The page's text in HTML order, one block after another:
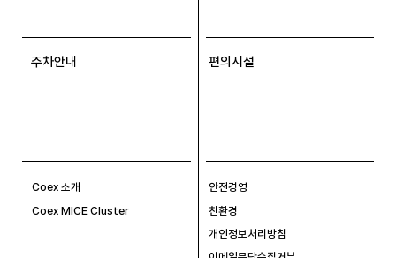
주차안내 편의시설
Coex 소개
Coex MICE Cluster
안전경영
친환경
개인정보처리방침